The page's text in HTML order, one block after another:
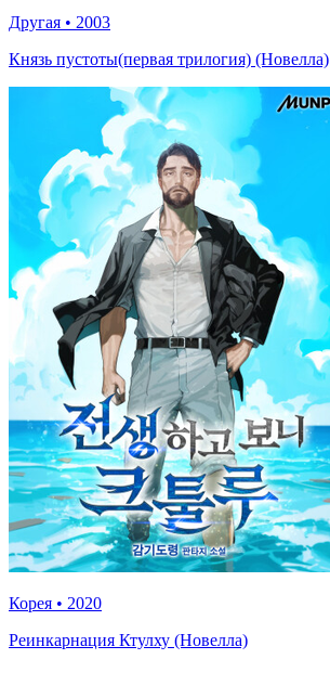
Другая • 2003
Князь пустоты(первая трилогия) (Новелла)
Корея • 2020
Реинкарнация Ктулху (Новелла)